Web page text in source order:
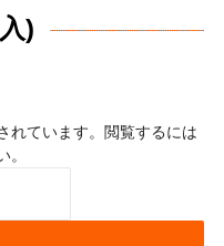
)
れています。閲覧するには